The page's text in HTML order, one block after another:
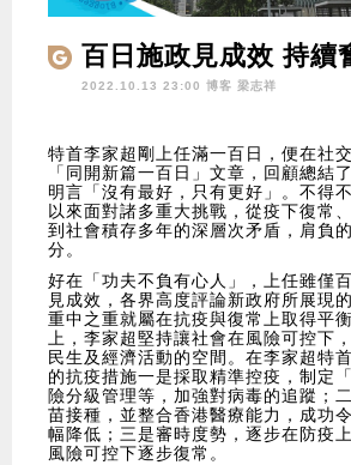
百日施政見成效 持續
2022.10.13 23:00 博客 梁志祥
特首李家超剛上任滿一百日，便在社
「同開新篇一百日」文章，回顧總結
明言「沒有最好，只有更好」。不得
以來面對諸多重大挑戰，從疫下復常
到社會積存多年的深層次矛盾，肩負
分。
好在「功夫不負有心人」，上任雖僅
見成效，各界高度評論新政府所展現
重中之重就屬在抗疫與復常上取得平
上，李家超堅持讓社會在風險可控下
民生及經濟活動的空間。在李家超特
的抗疫措施一是採取精準控疫，制定
險分級管理等，加強對病毒的追蹤；
苗接種，並整合香港醫療能力，成功
幅降低；三是審時度勢，逐步在防疫
風險可控下逐步復常。